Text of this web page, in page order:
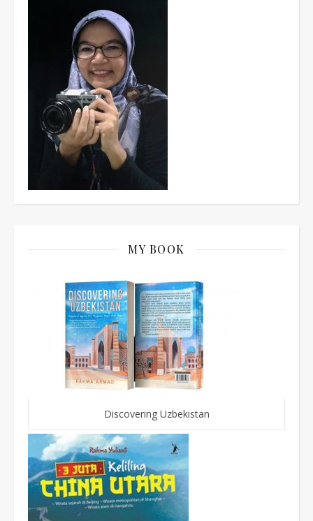
MY BOOK
Discovering Uzbekistan